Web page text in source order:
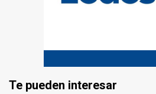
Te pueden interesar